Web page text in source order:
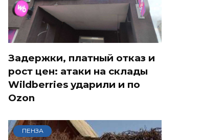
Задержки, платный отказ и
рост цен: атаки на склады
Wildberries ударили и по
Ozon
ПЕНЗА